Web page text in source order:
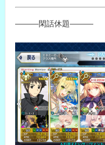
―――閑話休題―――